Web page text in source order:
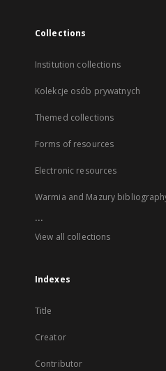
Collections
Institution collections
Kolekcje osób prywatnych
Themed collections
Forms of resources
Electronic resources
Warmia and Mazury
...
View all collections
Indexes
Title
Creator
Contributor